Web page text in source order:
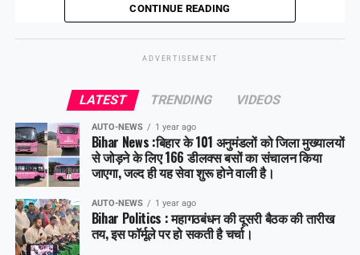
Facebook X
Like this:
CONTINUE READING
ADVERTISEMENT
LATEST TRENDING VIDEOS
AUTO-NEWS 1 year ago
Bihar News :बिहार के 101 अनुमंडलों को जिला मुख्यालयों
से जोड़ने के लिए 166 डीलक्स बसों का संचालन किया
जाएगा, जल्द ही यह सेवा शुरू होने वाली है।
AUTO-NEWS 1 year ago
Bihar Politics : महागठबंधन की दूसरी बैठक की तारीख
तय, इस फॉर्मूले पर हो सकती है चर्चा।